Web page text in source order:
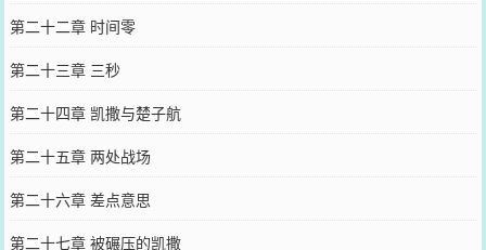
第二十二章 时间零
第二十三章 三秒
第二十四章 凯撒与楚子航
第二十五章 两处战场
第二十六章 差点意思
第二十七章 被碾压的凯撒